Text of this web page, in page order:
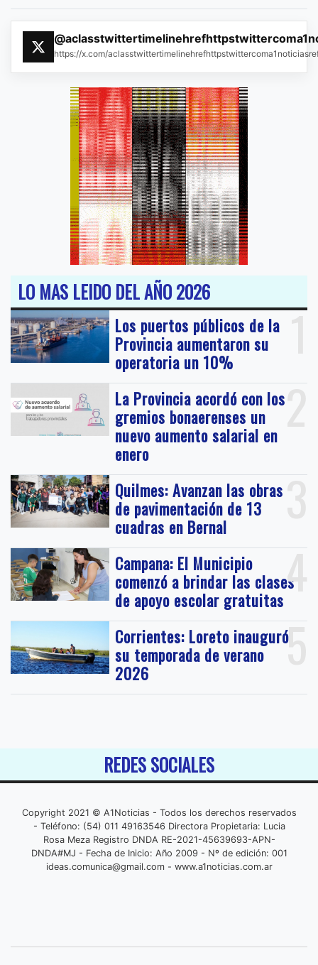
https://x.com/
LO MAS LEIDO DEL AÑO 2026
1
Los puertos públicos de la
Provincia aumentaron su
operatoria un 10%
2
La Provincia acordó con los
gremios bonaerenses un
nuevo aumento salarial en
enero
3
Quilmes: Avanzan las obras
de pavimentación de 13
cuadras en Bernal
4
Campana: El Municipio
comenzó a brindar las clases
de apoyo escolar gratuitas
5
Corrientes: Loreto inauguró
su temporada de verano
2026
REDES SOCIALES
Copyright 2021 © A1Noticias - Todos los derechos reservados
- Teléfono: (54) 011 49163546 Directora Propietaria: Lucia
Rosa Meza Registro DNDA RE-2021-45639693-APN-
DNDA#MJ - Fecha de Inicio: Año 2009 - Nº de edición: 001
ideas.comunica@gmail.com- www.a1noticias.com.ar